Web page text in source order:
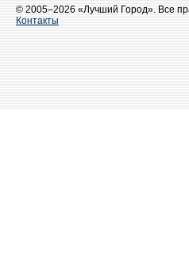
© 2005–2026 «Лучший Город». Все
Контакты